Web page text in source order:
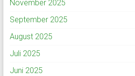
November 2025
September 2025
August 2025
Juli 2025
Juni 2025